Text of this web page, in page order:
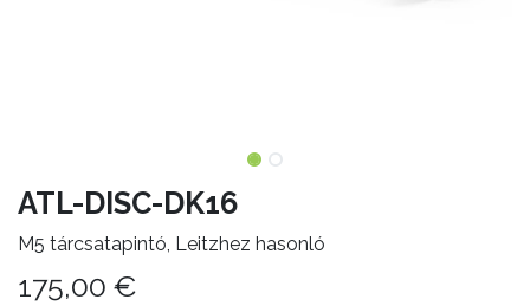
ATL-DISC-DK16
M5 tárcsatapintó, Leitzhez hasonló
175,00 €